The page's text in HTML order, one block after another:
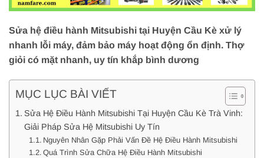
Sửa hệ điều hành Mitsubishi tại Huyện Cầu Kè xử lý
nhanh lỗi máy, đảm bảo máy hoạt động ổn định. Thợ
giỏi có mặt nhanh, uy tín khắp bình dương
MỤC LỤC BÀI VIẾT
Sửa Hệ Điều Hành Mitsubishi Tại Huyện Cầu Kè Trà Vinh:
Giải Pháp Sửa Hệ Mitsubishi Uy Tín
Nguyên Nhân Gặp Phải Vấn Đề Hệ Điều Hành Mitsubishi
Quá Trình Sửa Chữa Hệ Điều Hành Mitsubishi